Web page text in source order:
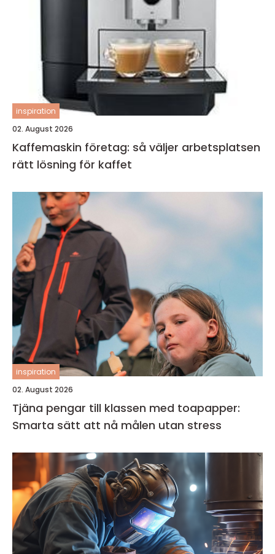
inspiration
02. August 2026
Kaffemaskin företag: så väljer arbetsplatsen
rätt lösning för kaffet
inspiration
02. August 2026
Tjäna pengar till klassen med toapapper:
Smarta sätt att nå målen utan stress